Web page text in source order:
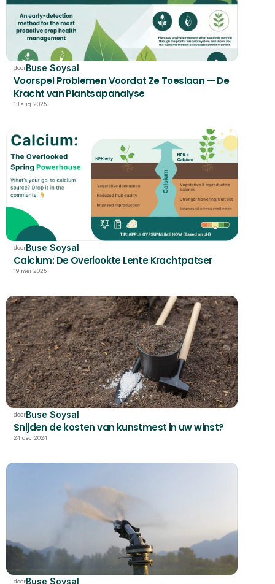
doorBuse Soysal
Voorspel Problemen Voordat Ze Toeslaan — De
Kracht van Plantsapanalyse
13 aug 2025
doorBuse Soysal
Calcium: De Overlookte Lente Krachtpatser
19 mei 2025
doorBuse Soysal
Snijden de kosten van kunstmest in uw winst?
24 dec 2024
doorBuse Soysal